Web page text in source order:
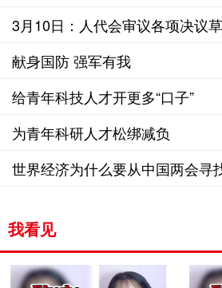
人民民主故事
3月10日：人代会审议各项决议
五次会议闭幕
献身国防 强军有我
给青年科技人才开更多“口子”
为青年科研人才松绑减负
世界经济为什么要从中国两会寻
我看见